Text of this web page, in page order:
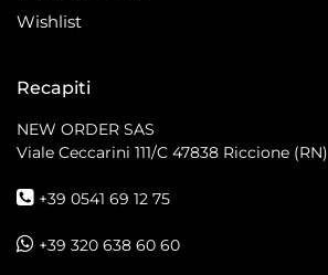
Wishlist
Recapiti
NEW ORDER SAS
Viale Ceccarini 111/C 47838 Riccione (RN)
+39 0541 69 12 75
+39 320 638 60 60